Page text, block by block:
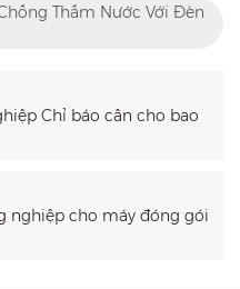
Thấm Nước Với Đèn
Chỉ báo cân cho bao
nghiệp cho máy đóng gói